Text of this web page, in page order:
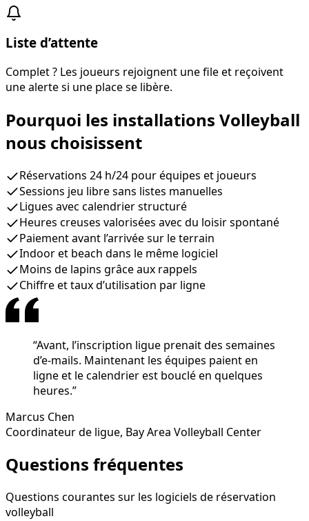
Liste d’attente
Complet ? Les joueurs rejoignent une file et reçoivent
une alerte si une place se libère.
Pourquoi les installations Volleyball
nous choisissent
Réservations 24 h/24 pour équipes et joueurs
Sessions jeu libre sans listes manuelles
Ligues avec calendrier structuré
Heures creuses valorisées avec du loisir spontané
Paiement avant l’arrivée sur le terrain
Indoor et beach dans le même logiciel
Moins de lapins grâce aux rappels
Chiffre et taux d’utilisation par ligne
“Avant, l’inscription ligue prenait des semaines
d’e-mails. Maintenant les équipes paient en
ligne et le calendrier est bouclé en quelques
heures.”
Marcus Chen
Coordinateur de ligue, Bay Area Volleyball Center
Questions fréquentes
Questions courantes sur les logiciels de réservation
volleyball